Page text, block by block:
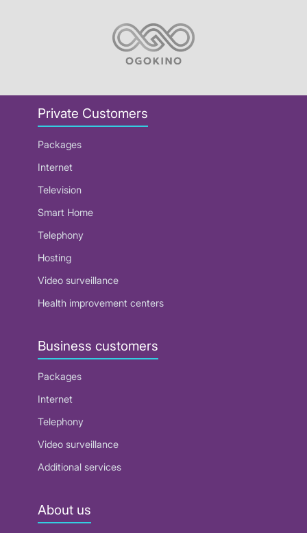
Private Customers
Packages
Internet
Television
Smart Home
Telephony
Hosting
Video surveillance
Health improvement centers
Business customers
Packages
Internet
Telephony
Video surveillance
Additional services
About us